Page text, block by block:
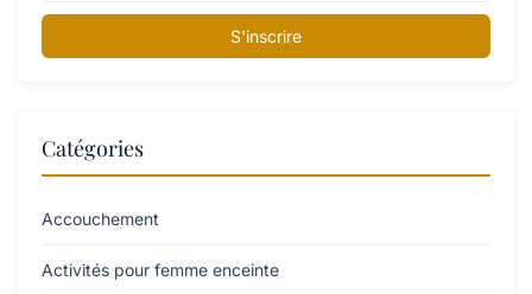
S'inscrire
Catégories
Accouchement
Activités pour femme enceinte